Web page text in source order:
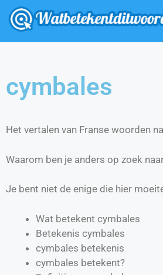
cymbales
Het vertalen van Franse woorden
Waarom ben je anders op zoek
Je bent niet de enige die hier
Wat betekent cymbales
Betekenis cymbales
cymbales betekenis
cymbales betekent?